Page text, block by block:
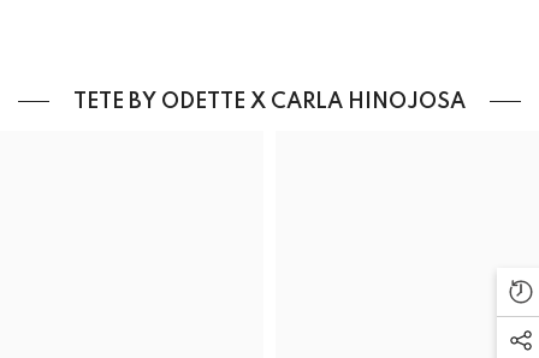
TETE BY ODETTE X CARLA HINOJOSA